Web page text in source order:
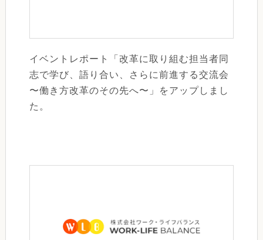
イベントレポート「改革に取り組む担当者同
志で学び、語り合い、さらに前進する交流会
〜働き方改革のその先へ〜」をアップしまし
た。